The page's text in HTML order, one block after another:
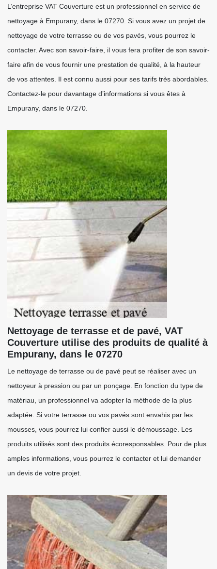
L’entreprise VAT Couverture est un professionnel en service de
nettoyage à Empurany, dans le 07270. Si vous avez un projet de
nettoyage de votre terrasse ou de vos pavés, vous pourrez le
contacter. Avec son savoir-faire, il vous fera profiter de son savoir-
faire afin de vous fournir une prestation de qualité, à la hauteur
de vos attentes. Il est connu aussi pour ses tarifs très abordables.
Contactez-le pour davantage d’informations si vous êtes à
Empurany, dans le 07270.
Nettoyage de terrasse et de pavé, VAT
Couverture utilise des produits de qualité à
Empurany, dans le 07270
Le nettoyage de terrasse ou de pavé peut se réaliser avec un
nettoyeur à pression ou par un ponçage. En fonction du type de
matériau, un professionnel va adopter la méthode de la plus
adaptée. Si votre terrasse ou vos pavés sont envahis par les
mousses, vous pourrez lui confier aussi le démoussage. Les
produits utilisés sont des produits écoresponsables. Pour de plus
amples informations, vous pourrez le contacter et lui demander
un devis de votre projet.